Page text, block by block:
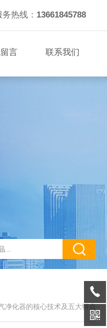
务热线： 13661845788
言 联系我们
净化器的核心技术及五大特点